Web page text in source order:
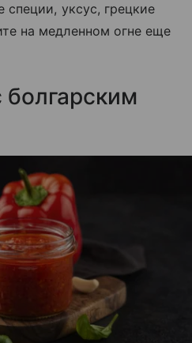
специи, уксус, грецкие
на медленном огне еще